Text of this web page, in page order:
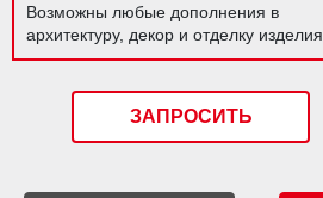
Возможны любые дополнения в
архитектуру, декор и отделку изделия.
ЗАПРОСИТЬ